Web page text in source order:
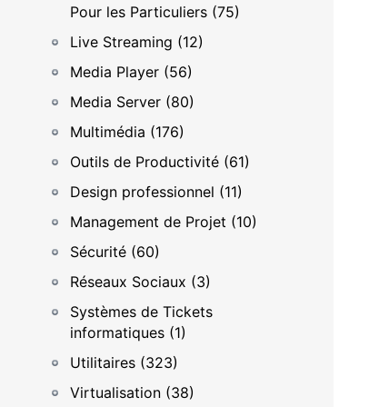
Pour les Particuliers (75)
Live Streaming (12)
Media Player (56)
Media Server (80)
Multimédia (176)
Outils de Productivité (61)
Design professionnel (11)
Management de Projet (10)
Sécurité (60)
Réseaux Sociaux (3)
Systèmes de Tickets
informatiques (1)
Utilitaires (323)
Virtualisation (38)